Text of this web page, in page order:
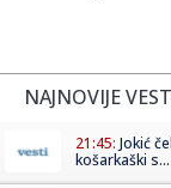
NAJNOVIJE
21:45: Jokić
košarkaški s...